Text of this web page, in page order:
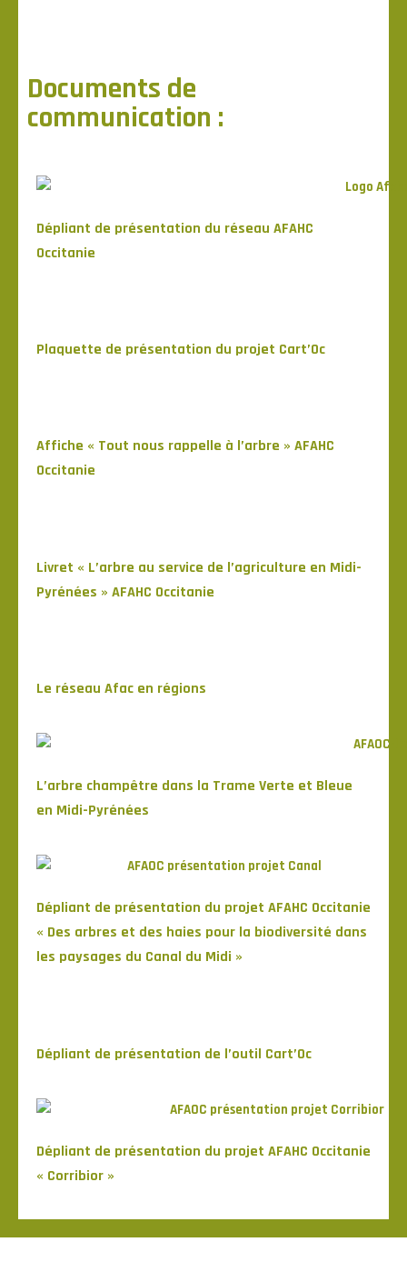
Documents de
communication :
Dépliant de présentation du réseau AFAHC
Occitanie
Plaquette de présentation du projet Cart’Oc
Affiche « Tout nous rappelle à l’arbre » AFAHC
Occitanie
Livret « L’arbre au service de l’agriculture en Midi-
Pyrénées » AFAHC Occitanie
Le réseau Afac en régions
L’arbre champêtre dans la Trame Verte et Bleue
en Midi-Pyrénées
Dépliant de présentation du projet AFAHC Occitanie
« Des arbres et des haies pour la biodiversité dans
les paysages du Canal du Midi »
Dépliant de présentation de l’outil Cart’Oc
Dépliant de présentation du projet AFAHC Occitanie
« Corribior »